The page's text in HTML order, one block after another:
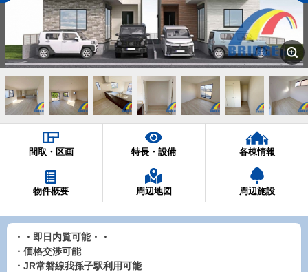
間取・区画 特長・設備 各棟情報
物件概要 周辺地図 周辺施設
・・即日内覧可能・・
・価格交渉可能
・JR常磐線我孫子駅利用可能